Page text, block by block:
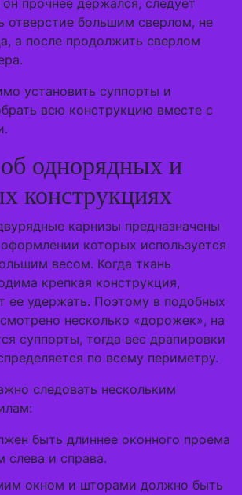
прочнее держался, следует
отверстие большим сверлом, не
а после продолжить сверлом
установить суппорты и
всю конструкцию вместе с
однорядных и
конструкциях
карнизы предназначены
которых используется
весом. Когда ткань
крепкая конструкция,
ее удержать. Поэтому в подобных
несколько «дорожек», на
суппорты, тогда вес драпировки
по всему периметру.
следовать нескольким
быть длиннее оконного проема
слева и справа.
окном и шторами должно быть